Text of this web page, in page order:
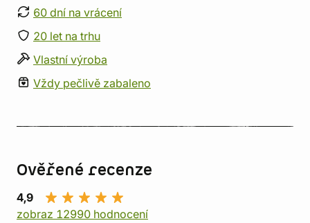
60 dní na vrácení
20 let na trhu
Vlastní výroba
Vždy pečlivě zabaleno
Ověřené recenze
4,9
zobraz 12990 hodnocení